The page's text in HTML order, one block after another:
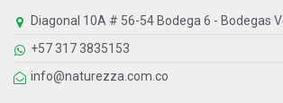
Diagonal 10A # 56-54 Bodega 6 - Bodegas
+57 317 3835153
info@naturezza.com.co